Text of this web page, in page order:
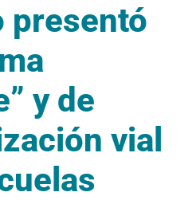
presentó
y de
vial